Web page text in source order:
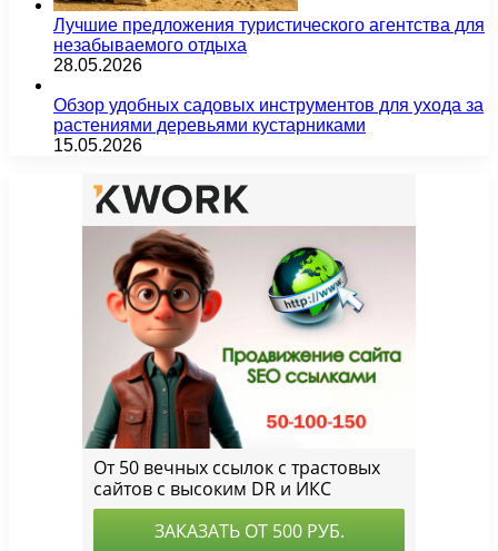
Лучшие предложения туристического агентства для
незабываемого отдыха
28.05.2026
Обзор удобных садовых инструментов для ухода за
растениями деревьями кустарниками
15.05.2026